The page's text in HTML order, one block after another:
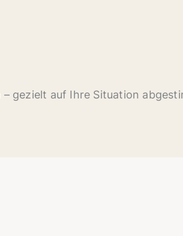
gezielt auf Ihre Situation